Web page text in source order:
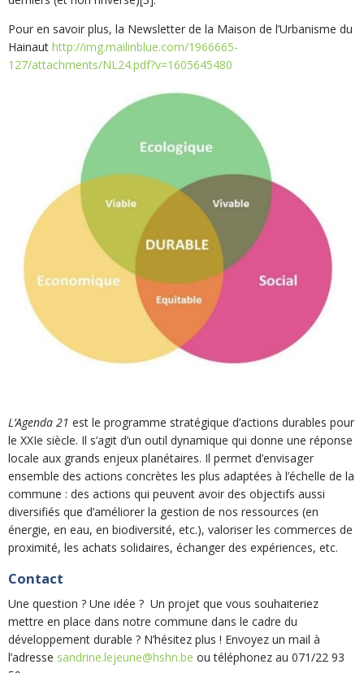
Pour en savoir plus, la Newsletter de la Maison de l’Urbanisme du
Hainaut http://img.mailinblue.com/1966665-
127/attachments/NL24.pdf?v=1605645480
L’Agenda 21 est le programme stratégique d’actions durables pour
le XXIe siècle. Il s’agit d’un outil dynamique qui donne une réponse
locale aux grands enjeux planétaires. Il permet d’envisager
ensemble des actions concrètes les plus adaptées à l’échelle de la
commune : des actions qui peuvent avoir des objectifs aussi
diversifiés que d’améliorer la gestion de nos ressources (en
énergie, en eau, en biodiversité, etc.), valoriser les commerces de
proximité, les achats solidaires, échanger des expériences, etc.
Contact
Une question ? Une idée ? Un projet que vous souhaiteriez
mettre en place dans notre commune dans le cadre du
développement durable ? N’hésitez plus ! Envoyez un mail à
l’adresse sandrine.lejeune@hshn.be ou téléphonez au 071/22 93